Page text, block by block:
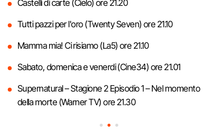
Castelli di carte (Cielo) ore 21.20
Tutti pazzi per l'oro (Twenty Seven) ore 21.10
Mamma mia! Ci risiamo (La5) ore 21.10
Sabato, domenica e venerdi (Cine34) ore 21.01
Supernatural – Stagione 2 Episodio 1 – Nel momento
della morte (Warner TV) ore 21.30